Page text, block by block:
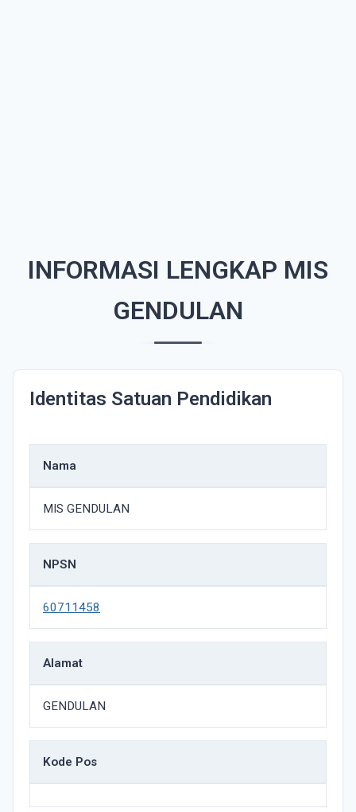
INFORMASI LENGKAP MIS
GENDULAN
Identitas Satuan Pendidikan
Nama
MIS GENDULAN
NPSN
60711458
Alamat
GENDULAN
Kode Pos